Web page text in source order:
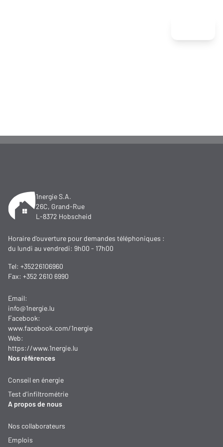
1nergie S.A.
26C, Grand-Rue
L-8372 Hobscheid
Horaire d'ouverture pour demandes téléphoniques :
du lundi au vendredi: 9h00 - 17h00
Tel: +35226106960
Fax: +352 2610 6990
Email:
info@1nergie.lu
Facebook:
www.facebook.com/1nergie
Web:
https://www.1nergie.lu
Nos références
Conseil en énergie
Test d'infiltrométrie
A propos de nous
Nos collaborateurs
Emplois